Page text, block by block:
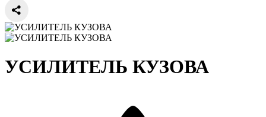
УСИЛИТЕЛЬ КУЗОВА